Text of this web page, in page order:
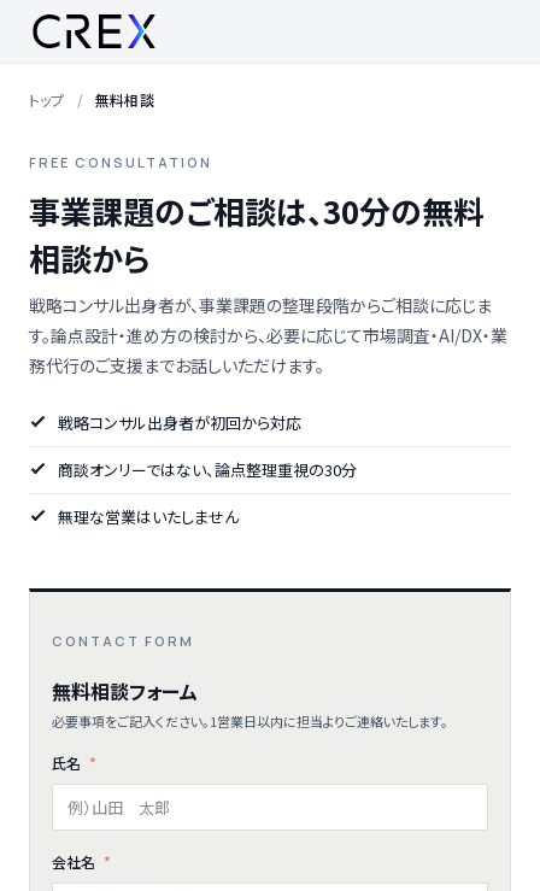
トップ 無料相談
FREE CONSULTATION
事業課題のご相談は、30分の無料
相談から
戦略コンサル出身者が、事業課題の整理段階からご相談に応じま
す。論点設計・進め方の検討から、必要に応じて市場調査・AI/DX・業
務代行のご支援までお話しいただけます。
戦略コンサル出身者が初回から対応
商談オンリーではない、論点整理重視の30分
無理な営業はいたしません
CONTACT FORM
無料相談フォーム
必要事項をご記入ください。1営業日以内に担当よりご連絡いたします。
氏名
会社名